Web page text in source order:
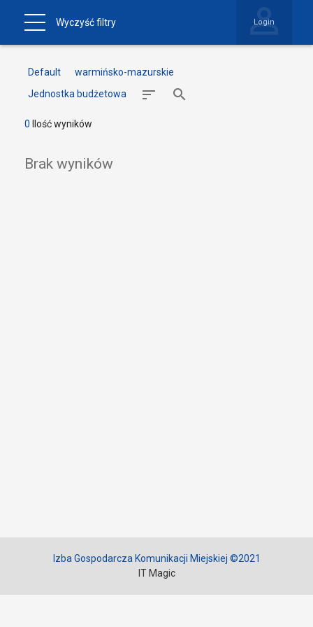
Wyczyść filtry Login
Default
warmińsko-mazurskie
Jednostka budżetowa
0 Ilość wyników
Brak wyników
Izba Gospodarcza Komunikacji Miejskiej ©2021
IT Magic